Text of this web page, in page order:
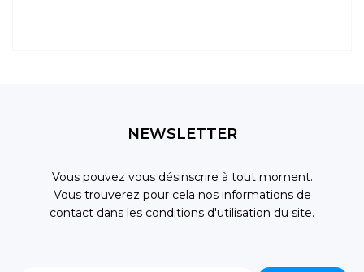
NEWSLETTER
Vous pouvez vous désinscrire à tout moment.
Vous trouverez pour cela nos informations de
contact dans les conditions d'utilisation du site.